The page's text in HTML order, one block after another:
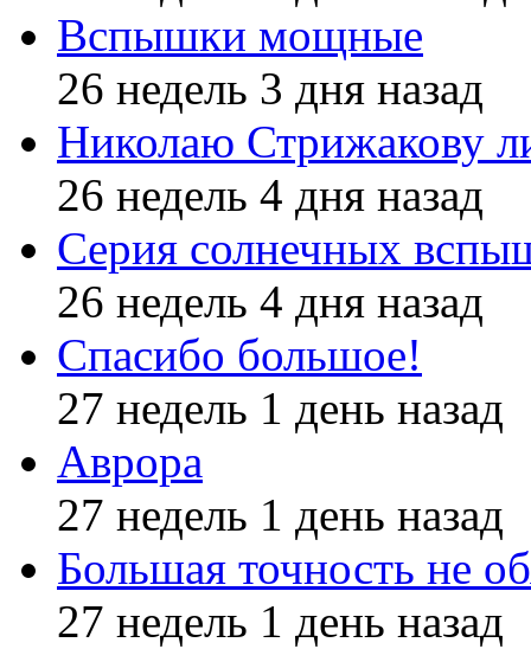
Вспышки мощные
26 недель 3 дня назад
Николаю Стрижакову
26 недель 4 дня назад
Серия солнечных
26 недель 4 дня назад
Спасибо большое!
27 недель 1 день назад
Аврора
27 недель 1 день назад
Большая точность не
27 недель 1 день назад